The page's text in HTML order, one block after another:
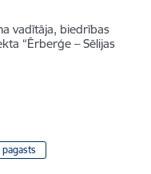
vadītāja, biedrības
“Ērberģe – Sēlijas